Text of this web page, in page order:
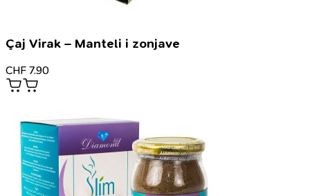
Çaj Virak – Manteli i zonjave
CHF 7.90